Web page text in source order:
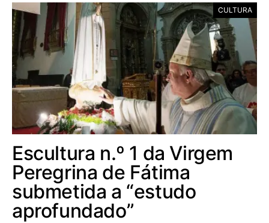
CULTURA
Escultura n.º 1 da Virgem
Peregrina de Fátima
submetida a “estudo
aprofundado”